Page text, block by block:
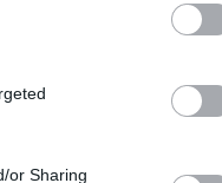
or Sharing